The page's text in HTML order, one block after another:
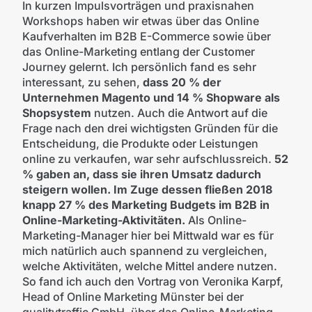
In kurzen Impulsvorträgen und praxisnahen
Workshops haben wir etwas über das Online
Kaufverhalten im B2B E-Commerce sowie über
das Online-Marketing entlang der Customer
Journey gelernt. Ich persönlich fand es sehr
interessant, zu sehen, dass 20 % der
Unternehmen Magento und 14 % Shopware als
Shopsystem nutzen. Auch die Antwort auf die
Frage nach den drei wichtigsten Gründen für die
Entscheidung, die Produkte oder Leistungen
online zu verkaufen, war sehr aufschlussreich. 52
% gaben an, dass sie ihren Umsatz dadurch
steigern wollen. Im Zuge dessen fließen 2018
knapp 27 % des Marketing Budgets im B2B in
Online-Marketing-Aktivitäten. Als Online-
Marketing-Manager hier bei Mittwald war es für
mich natürlich auch spannend zu vergleichen,
welche Aktivitäten, welche Mittel andere nutzen.
So fand ich auch den Vortrag von Veronika Karpf,
Head of Online Marketing Münster bei der